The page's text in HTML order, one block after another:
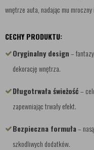
wnętrze auta, nadając mu
CECHY PRODUKTU:
Oryginalny design–
dekorację wnętrza.
Długotrwała świeżość–
zapewniając trwały efekt.
Bezpieczna formuła–
szkodliwych dodatków.